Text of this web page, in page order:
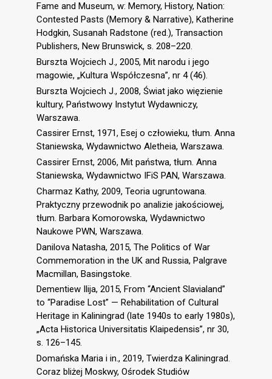
Fame and Museum, w: Memory, History, Nation:
Contested Pasts (Memory & Narrative), Katherine
Hodgkin, Susanah Radstone (red.), Transaction
Publishers, New Brunswick, s. 208–220.
Burszta Wojciech J., 2005, Mit narodu i jego
magowie, „Kultura Współczesna”, nr 4 (46).
Burszta Wojciech J., 2008, Świat jako więzienie
kultury, Państwowy Instytut Wydawniczy,
Warszawa.
Cassirer Ernst, 1971, Esej o człowieku, tłum. Anna
Staniewska, Wydawnictwo Aletheia, Warszawa.
Cassirer Ernst, 2006, Mit państwa, tłum. Anna
Staniewska, Wydawnictwo IFiS PAN, Warszawa.
Charmaz Kathy, 2009, Teoria ugruntowana.
Praktyczny przewodnik po analizie jakościowej,
tłum. Barbara Komorowska, Wydawnictwo
Naukowe PWN, Warszawa.
Danilova Natasha, 2015, The Politics of War
Commemoration in the UK and Russia, Palgrave
Macmillan, Basingstoke.
Dementiew Ilija, 2015, From “Ancient Slavialand”
to “Paradise Lost” — Rehabilitation of Cultural
Heritage in Kaliningrad (late 1940s to early 1980s),
„Acta Historica Universitatis Klaipedensis”, nr 30,
s. 126–145.
Domańska Maria i in., 2019, Twierdza Kaliningrad.
Coraz bliżej Moskwy, Ośrodek Studiów